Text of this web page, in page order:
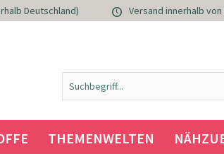
Deutschland) Versand innerhalb
THEMENWELTEN